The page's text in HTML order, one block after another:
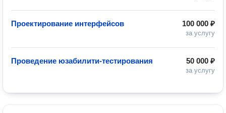
100 000 ₽
за услугу
Проектирование интерфейсов
50 000 ₽
за услугу
Проведение юзабилити-тестирования